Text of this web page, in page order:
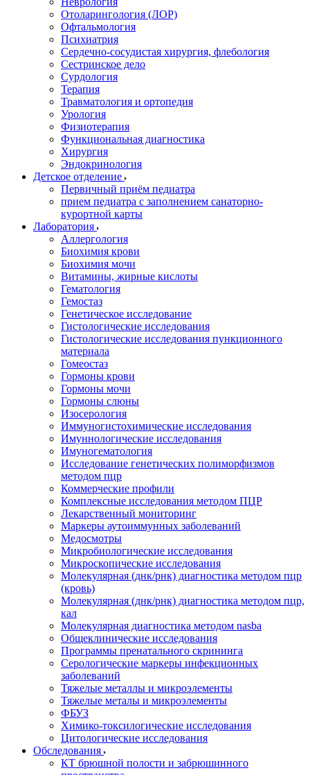
Отоларингология (ЛОР)
Офтальмология
Психиатрия
Сердечно-сосудистая хирургия, флебология
Сестринское дело
Сурдология
Терапия
Травматология и ортопедия
Урология
Физиотерапия
Функциональная диагностика
Хирургия
Эндокринология
Детское отделение
Первичный приём педиатра
прием педиатра с заполнением санаторно-
курортной карты
Лаборатория
Аллергология
Биохимия крови
Биохимия мочи
Витамины, жирные кислоты
Гематология
Гемостаз
Генетическое исследование
Гистологические исследования
Гистологические исследования пункционного
материала
Гомеостаз
Гормоны крови
Гормоны мочи
Гормоны слюны
Изосерология
Иммуногистохимические исследования
Имуннологические исследования
Имуногематология
Исследование генетических полиморфизмов
методом пцр
Коммерческие профили
Комплексные исследования методом ПЦР
Лекарственный мониторинг
Маркеры аутоиммунных заболеваний
Медосмотры
Микробиологические исследования
Микроскопические исследования
Молекулярная (днк/рнк) диагностика методом пцр
(кровь)
Молекулярная (днк/рнк) диагностика методом пцр,
кал
Молекулярная диагностика методом nasba
Общеклинические исследования
Программы пренатального скрининга
Серологические маркеры инфекционных
заболеваний
Тяжелые металлы и микроэлементы
Тяжелые металы и микроэлементы
ФБУЗ
Химико-токсилогические исследования
Цитологические исследования
Обследования
КТ брюшной полости и забрюшинного